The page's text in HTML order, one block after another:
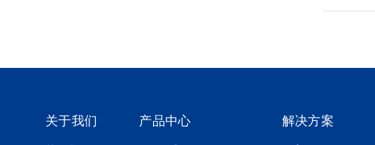
关于我们 产品中心 解决方案